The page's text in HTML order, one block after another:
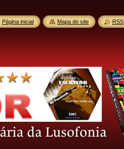
Página inicial Mapa do site RSS